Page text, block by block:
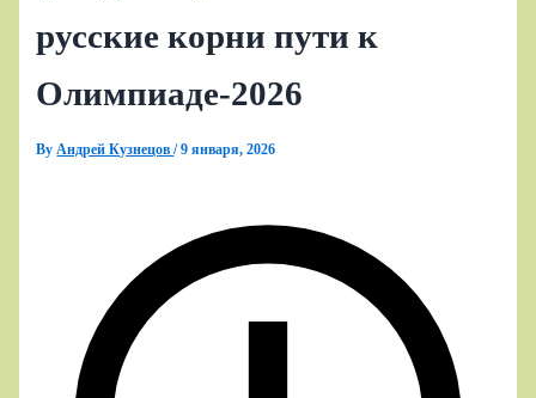
русские корни пути к
Олимпиаде‑2026
ByАндрей Кузнецов/9 января, 2026